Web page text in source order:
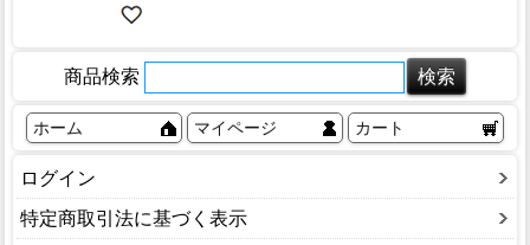
商品検索
ホーム マイページ カート
ログイン
特定商取引法に基づく表示